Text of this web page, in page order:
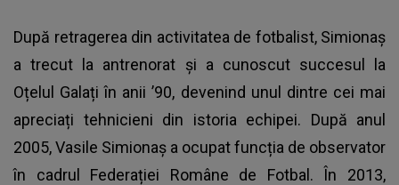
După retragerea din activitatea de fotbalist, Simionaș
a trecut la antrenorat și a cunoscut succesul la
Oțelul Galați în anii ’90, devenind unul dintre cei mai
apreciați tehnicieni din istoria echipei. După anul
2005, Vasile Simionaș a ocupat funcția de observator
în cadrul Federației Române de Fotbal. În 2013,